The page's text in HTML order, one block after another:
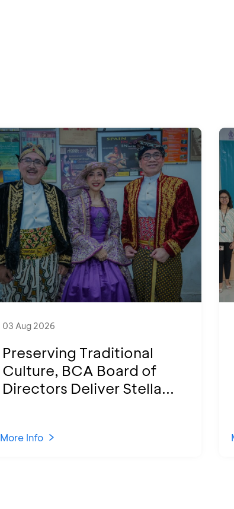
03 Aug 2026
Preserving Traditional
Culture, BCA Board of
Directors Deliver Stella...
More Info